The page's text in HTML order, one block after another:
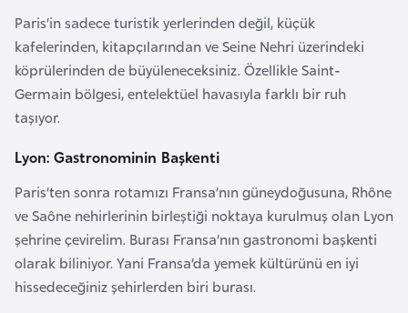
Paris’in sadece turistik yerlerinden değil, küçük
kafelerinden, kitapçılarından ve Seine Nehri üzerindeki
köprülerinden de büyüleneceksiniz. Özellikle Saint-
Germain bölgesi, entelektüel havasıyla farklı bir ruh
taşıyor.
Lyon: Gastronominin Başkenti
Paris’ten sonra rotamızı Fransa’nın güneydoğusuna, Rhône
ve Saône nehirlerinin birleştiği noktaya kurulmuş olan Lyon
şehrine çevirelim. Burası Fransa’nın gastronomi başkenti
olarak biliniyor. Yani Fransa’da yemek kültürünü en iyi
hissedeceğiniz şehirlerden biri burası.
ç
i
k
a
B
e
n
i